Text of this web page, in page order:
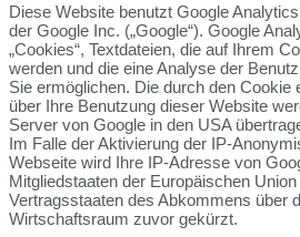
Diese Website benutzt Google
der Google Inc. („Google“). Google
„Cookies“, Textdateien, die auf Ihrem
werden und die eine Analyse der
Sie ermöglichen. Die durch den Cookie
über Ihre Benutzung dieser Website
Server von Google in den USA
Im Falle der Aktivierung der IP-
Webseite wird Ihre IP-Adresse von
Mitgliedstaaten der Europäischen
Vertragsstaaten des Abkommens über
Wirtschaftsraum zuvor gekürzt.